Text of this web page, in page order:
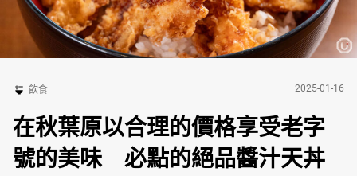
飲食 2025-01-16
在秋葉原以合理的價格享受老字
號的美味 必點的絕品醬汁天丼